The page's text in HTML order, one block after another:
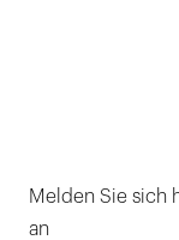
Melden Sie sich
an